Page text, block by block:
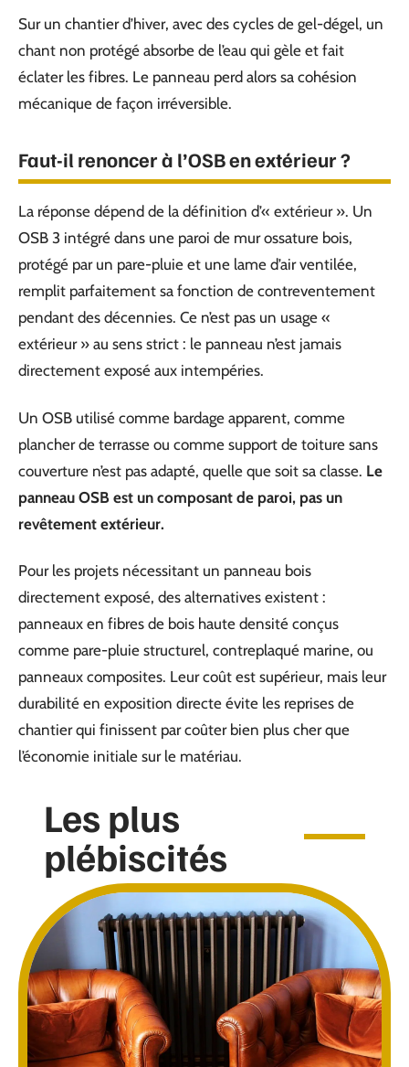
Sur un chantier d’hiver, avec des cycles de gel-dégel, un
chant non protégé absorbe de l’eau qui gèle et fait
éclater les fibres. Le panneau perd alors sa cohésion
mécanique de façon irréversible.
Faut-il renoncer à l’OSB en extérieur ?
La réponse dépend de la définition d’« extérieur ». Un
OSB 3 intégré dans une paroi de mur ossature bois,
protégé par un pare-pluie et une lame d’air ventilée,
remplit parfaitement sa fonction de contreventement
pendant des décennies. Ce n’est pas un usage «
extérieur » au sens strict : le panneau n’est jamais
directement exposé aux intempéries.
Un OSB utilisé comme bardage apparent, comme
plancher de terrasse ou comme support de toiture sans
couverture n’est pas adapté, quelle que soit sa classe. Le
panneau OSB est un composant de paroi, pas un
revêtement extérieur.
Pour les projets nécessitant un panneau bois
directement exposé, des alternatives existent :
panneaux en fibres de bois haute densité conçus
comme pare-pluie structurel, contreplaqué marine, ou
panneaux composites. Leur coût est supérieur, mais leur
durabilité en exposition directe évite les reprises de
chantier qui finissent par coûter bien plus cher que
l’économie initiale sur le matériau.
Les plus
plébiscités